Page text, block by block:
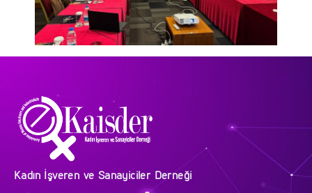
Kadın İşveren ve Sanayiciler Derneği